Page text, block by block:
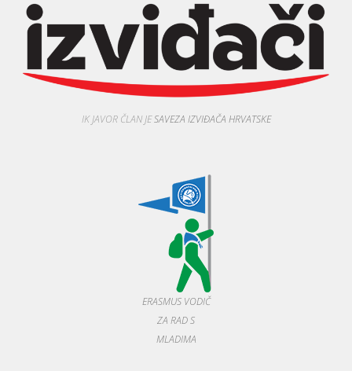
IK JAVOR ČLAN JESAVEZA IZVIĐAČA HRVATSKE
ERASMUS VODIČ
ZA RAD S
MLADIMA